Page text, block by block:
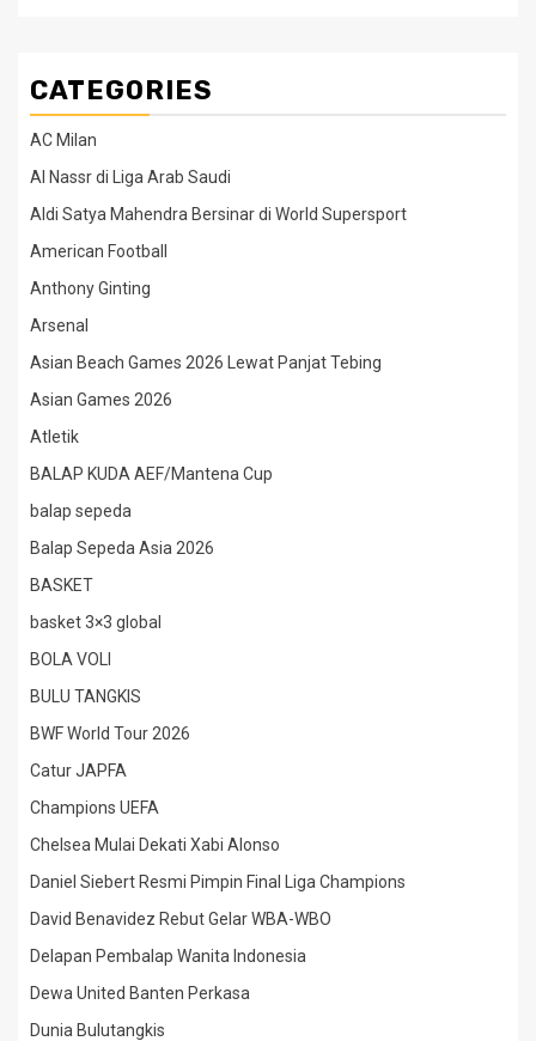
CATEGORIES
AC Milan
Al Nassr di Liga Arab Saudi
Aldi Satya Mahendra Bersinar di World Supersport
American Football
Anthony Ginting
Arsenal
Asian Beach Games 2026 Lewat Panjat Tebing
Asian Games 2026
Atletik
BALAP KUDA AEF/Mantena Cup
balap sepeda
Balap Sepeda Asia 2026
BASKET
basket 3×3 global
BOLA VOLI
BULU TANGKIS
BWF World Tour 2026
Catur JAPFA
Champions UEFA
Chelsea Mulai Dekati Xabi Alonso
Daniel Siebert Resmi Pimpin Final Liga Champions
David Benavidez Rebut Gelar WBA-WBO
Delapan Pembalap Wanita Indonesia
Dewa United Banten Perkasa
Dunia Bulutangkis